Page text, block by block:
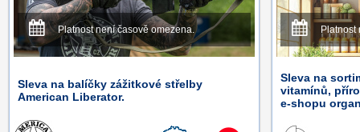
Platnost není časově omezena.
Sleva na balíčky zážitkové střelby
American Liberator.
Platnost
Sleva na
vitamínů,
e-shopu